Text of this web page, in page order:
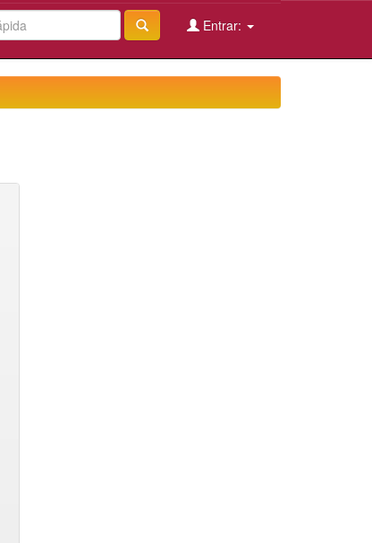
Entrar: